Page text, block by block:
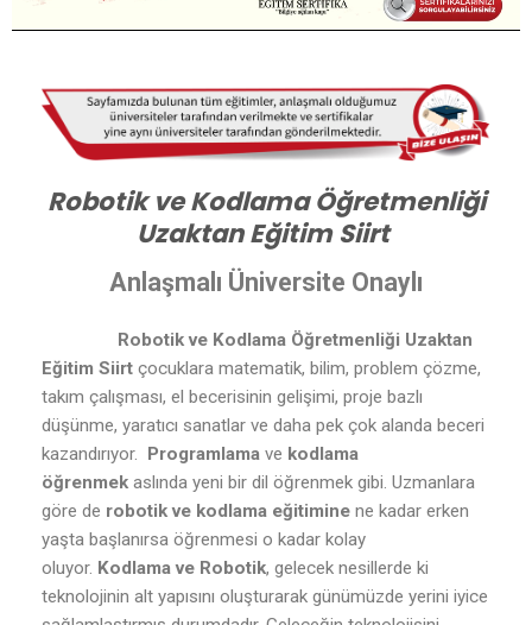
Robotik ve Kodlama Öğretmenliği
Uzaktan Eğitim Siirt
Anlaşmalı Üniversite Onaylı
Robotik ve Kodlama Öğretmenliği Uzaktan
Eğitim Siirt çocuklara matematik, bilim, problem çözme,
takım çalışması, el becerisinin gelişimi, proje bazlı
düşünme, yaratıcı sanatlar ve daha pek çok alanda beceri
kazandırıyor.
Programlama ve kodlama
öğrenmek aslında yeni bir dil öğrenmek gibi. Uzmanlara
göre de robotik ve kodlama eğitimine ne kadar erken
yaşta başlanırsa öğrenmesi o kadar kolay
oluyor. Kodlama ve Robotik, gelecek nesillerde ki
teknolojinin alt yapısını oluşturarak günümüzde yerini iyice